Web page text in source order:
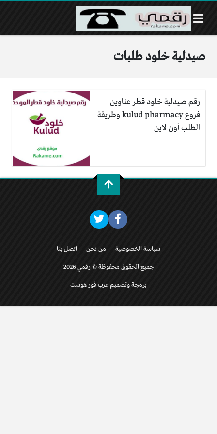
صيدلية خلود طلبات
رقم صيدلية خلود قطر عناوين
فروع kulud pharmacy وطريقة
الطلب أون لاين
سياسة الخصوصية من نحن اتصل بنا
جميع الحقوق محفوظة © رقمي 2026
برمجة وتصميم عرب فور هوست